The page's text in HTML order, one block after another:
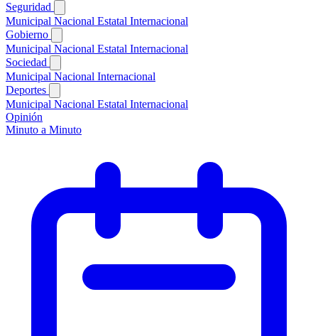
Seguridad
Municipal Nacional Estatal Internacional
Gobierno
Municipal Nacional Estatal Internacional
Sociedad
Municipal Nacional Internacional
Deportes
Municipal Nacional Estatal Internacional
Opinión
Minuto a Minuto